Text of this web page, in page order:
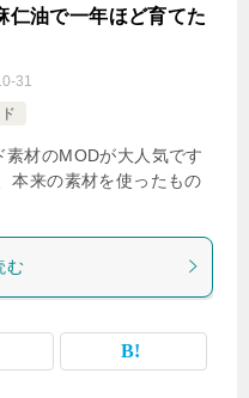
仁油で一年ほど育てた
31
材のMODが大人気です
本来の素材を使ったもの
む